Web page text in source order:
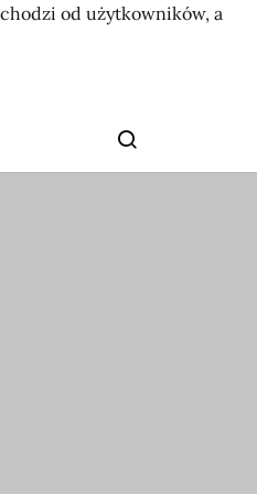
od użytkowników, a